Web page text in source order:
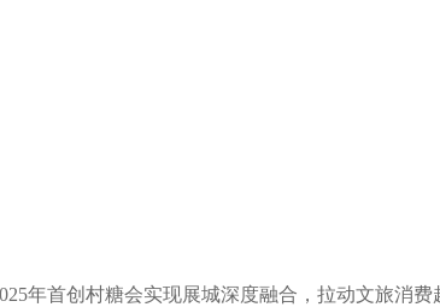
年首创村糖会实现展城深度融合，拉动文旅消费